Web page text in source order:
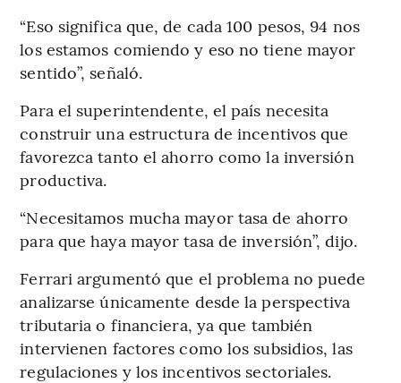
“Eso significa que, de cada 100 pesos, 94 nos
los estamos comiendo y eso no tiene mayor
sentido”, señaló.
Para el superintendente, el país necesita
construir una estructura de incentivos que
favorezca tanto el ahorro como la inversión
productiva.
“Necesitamos mucha mayor tasa de ahorro
para que haya mayor tasa de inversión”, dijo.
Ferrari argumentó que el problema no puede
analizarse únicamente desde la perspectiva
tributaria o financiera, ya que también
intervienen factores como los subsidios, las
regulaciones y los incentivos sectoriales.